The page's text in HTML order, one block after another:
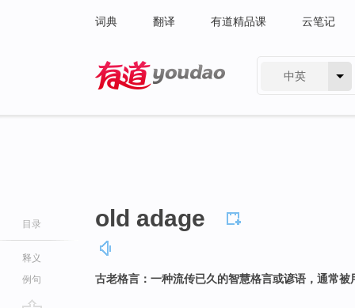
词典 翻译 有道精品课 云笔记
中英
目录
释义
例句
old adage
古老格言：一种流传已久的智慧格言或谚语，通常